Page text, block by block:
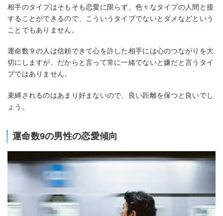
相手のタイプはそもそも恋愛に限らず、色々なタイプの人間と接
することができるので、こういうタイプでないとダメなどという
ことでもありません。
運命数９の人は信頼できて心を許した相手には心のつながりを大
切にしますが、だからと言って常に一緒でないと嫌だと言うタイ
プではありません。
束縛されるのはあまり好まないので、良い距離を保つと良いでし
ょう。
運命数9の男性の恋愛傾向